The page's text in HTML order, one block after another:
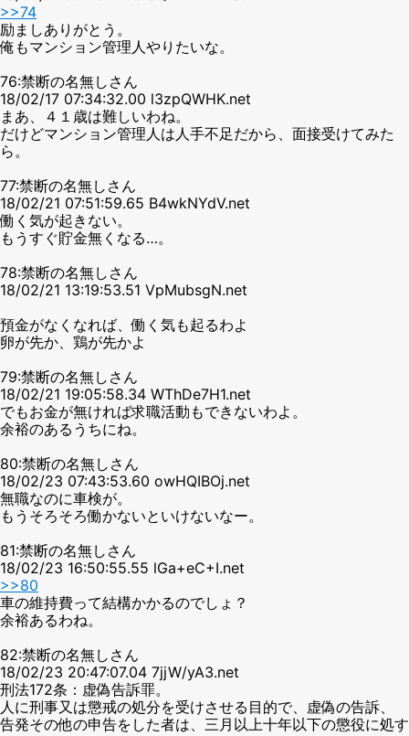
>>74
励ましありがとう。
俺もマンション管理人やりたいな。
76:禁断の名無しさん
18/02/17 07:34:32.00 l3zpQWHK.net
まあ、４１歳は難しいわね。
だけどマンション管理人は人手不足だから、面接受けてみた
ら。
77:禁断の名無しさん
18/02/21 07:51:59.65 B4wkNYdV.net
働く気が起きない。
もうすぐ貯金無くなる…。
78:禁断の名無しさん
18/02/21 13:19:53.51 VpMubsgN.net
預金がなくなれば、働く気も起るわよ
卵が先か、鶏が先かよ
79:禁断の名無しさん
18/02/21 19:05:58.34 WThDe7H1.net
でもお金が無ければ求職活動もできないわよ。
余裕のあるうちにね。
80:禁断の名無しさん
18/02/23 07:43:53.60 owHQIBOj.net
無職なのに車検が。
もうそろそろ働かないといけないなー。
81:禁断の名無しさん
18/02/23 16:50:55.55 lGa+eC+I.net
>>80
車の維持費って結構かかるのでしょ？
余裕あるわね。
82:禁断の名無しさん
18/02/23 20:47:07.04 7jjW/yA3.net
刑法172条：虚偽告訴罪。
人に刑事又は懲戒の処分を受けさせる目的で、虚偽の告訴、
告発その他の申告をした者は、三月以上十年以下の懲役に処す